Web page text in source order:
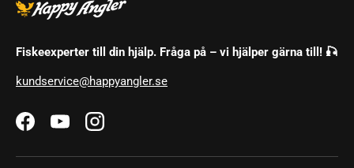
Fiskeexperter till din hjälp. Fråga på – vi hjälper gärna till! 🎣
kundservice@happyangler.se
FacebookYouTubeInstagram